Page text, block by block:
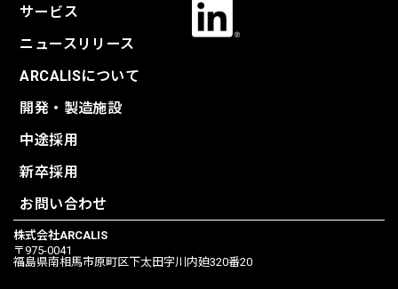
サービス
ニュースリリース
ARCALISについて
開発・製造施設
中途採用
新卒採用
お問い合わせ
株式会社ARCALIS
〒975-0041
福島県南相馬市原町区下太田字川内廹320番20